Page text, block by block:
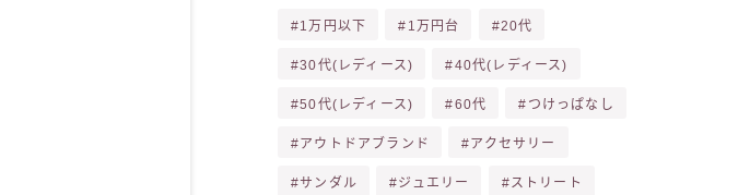
1万円以下 1万円台 20代
30代(レディース) 40代(レディース)
50代(レディース) 60代 つけっぱなし
アウトドアブランド アクセサリー
サンダル ジュエリー ストリート